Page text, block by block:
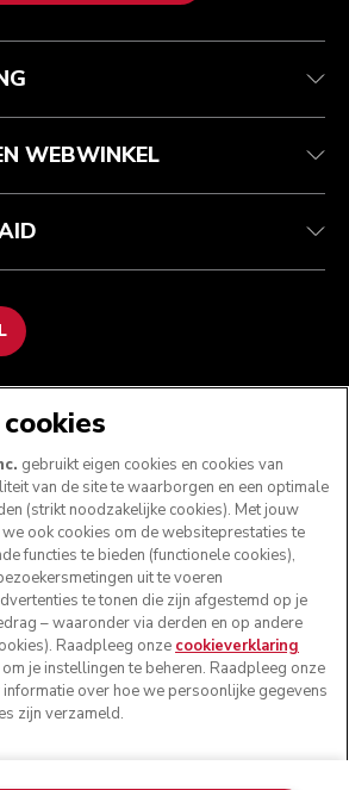
WEBWINKEL
VOLG ONS
gebruikt eigen cookies en cookies van
van de site te waarborgen en een optimale
(strikt noodzakelijke cookies). Met jouw
ook cookies om de websiteprestaties te
functies te bieden (functionele cookies),
uit te voeren
te tonen die zijn afgestemd op je
– waaronder via derden en op andere
Raadpleeg onze cookieverklaring
je instellingen te beheren. Raadpleeg onze
over hoe we persoonlijke gegevens
zijn verzameld.